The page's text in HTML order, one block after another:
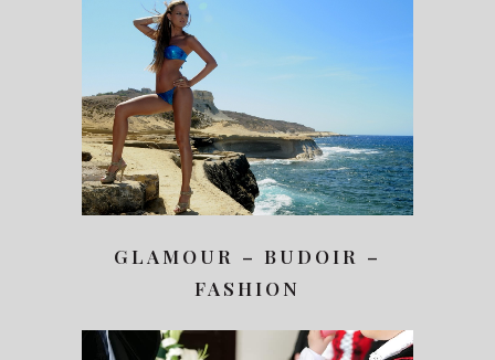
GLAMOUR – BUDOIR –
FASHION